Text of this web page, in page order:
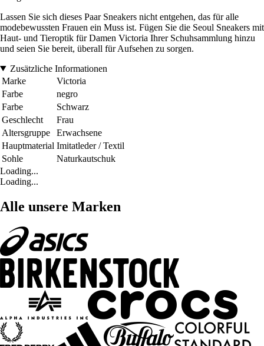
Lassen Sie sich dieses Paar Sneakers nicht entgehen, das für alle
modebewussten Frauen ein Muss ist. Fügen Sie die Seoul Sneakers mit
Haut- und Tieroptik für Damen Victoria Ihrer Schuhsammlung hinzu
und seien Sie bereit, überall für Aufsehen zu sorgen.
Zusätzliche Informationen
Marke
Victoria
Farbe
negro
Farbe
Schwarz
Geschlecht
Frau
Altersgruppe
Erwachsene
Hauptmaterial Imitatleder / Textil
Sohle
Naturkautschuk
Loading...
Loading...
Alle unsere Marken